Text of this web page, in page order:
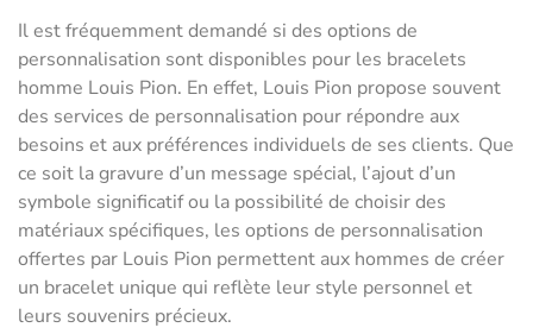
Il est fréquemment demandé si des options de
personnalisation sont disponibles pour les bracelets
homme Louis Pion. En effet, Louis Pion propose souvent
des services de personnalisation pour répondre aux
besoins et aux préférences individuels de ses clients. Que
ce soit la gravure d’un message spécial, l’ajout d’un
symbole significatif ou la possibilité de choisir des
matériaux spécifiques, les options de personnalisation
offertes par Louis Pion permettent aux hommes de créer
un bracelet unique qui reflète leur style personnel et
leurs souvenirs précieux.